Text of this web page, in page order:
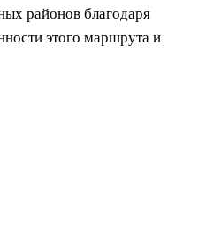
районов благодаря
этого маршрута и